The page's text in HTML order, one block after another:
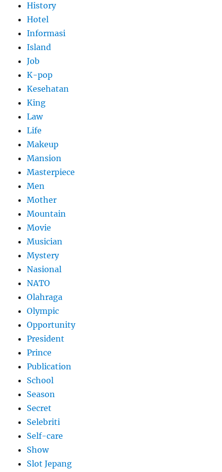
History
Hotel
Informasi
Island
Job
K-pop
Kesehatan
King
Law
Life
Makeup
Mansion
Masterpiece
Men
Mother
Mountain
Movie
Musician
Mystery
Nasional
NATO
Olahraga
Olympic
Opportunity
President
Prince
Publication
School
Season
Secret
Selebriti
Self-care
Show
Slot Jepang